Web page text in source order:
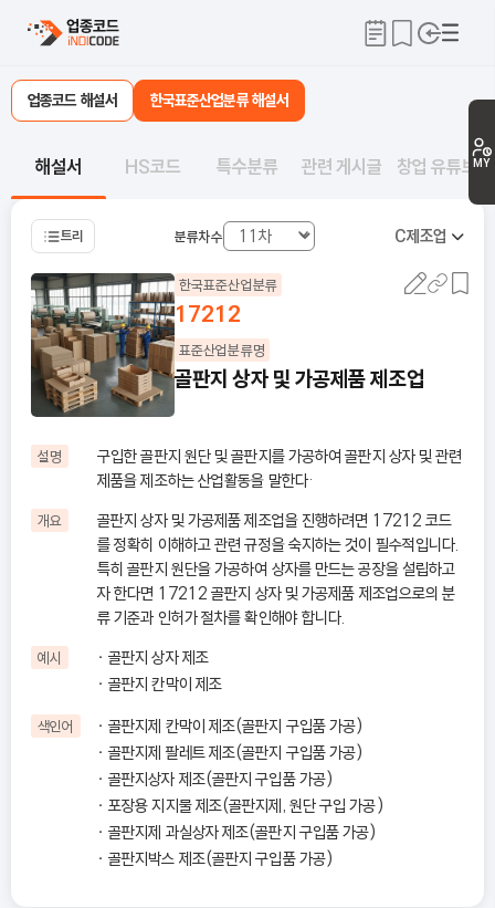
MY
업종코드 해설서 한국표준산업분류 해설서
해설서 HS코드 특수분류 관련 게시글 창업 유튜브
트리 분류차수 C제조업
한국표준산업분류
17212
표준산업분류명
골판지 상자 및 가공제품 제조업
설명
구입한 골판지 원단 및 골판지를 가공하여 골판지 상자 및 관련
제품을 제조하는 산업활동을 말한다·
개요
골판지 상자 및 가공제품 제조업을 진행하려면 17212 코드
를 정확히 이해하고 관련 규정을 숙지하는 것이 필수적입니다.
특히 골판지 원단을 가공하여 상자를 만드는 공장을 설립하고
자 한다면 17212 골판지 상자 및 가공제품 제조업으로의 분
류 기준과 인허가 절차를 확인해야 합니다.
예시
골판지 상자 제조
골판지 칸막이 제조
색인어
골판지제 칸막이 제조(골판지 구입품 가공)
골판지제 팔레트 제조(골판지 구입품 가공)
골판지상자 제조(골판지 구입품 가공)
포장용 지지물 제조(골판지제, 원단 구입 가공)
골판지제 과실상자 제조(골판지 구입품 가공)
골판지박스 제조(골판지 구입품 가공)